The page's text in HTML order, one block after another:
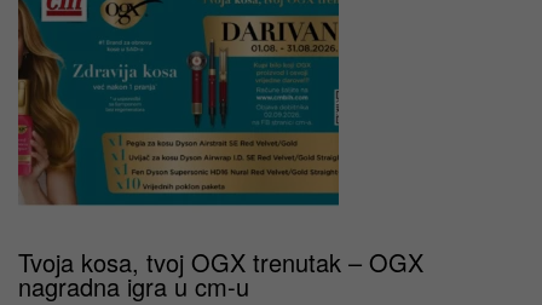
Tvoja kosa, tvoj OGX trenutak – OGX
nagradna igra u cm-u